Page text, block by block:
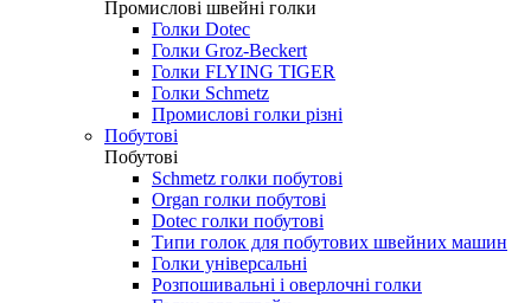
Промислові швейні голки
Голки Dotec
Голки Groz-Beckert
Голки FLYING TIGER
Голки Schmetz
Промислові голки різні
Побутові
Побутові
Schmetz голки побутові
Organ голки побутові
Dotec голки побутові
Типи голок для побутових швейних машин
Голки універсальні
Розпошивальні і оверлочні голки